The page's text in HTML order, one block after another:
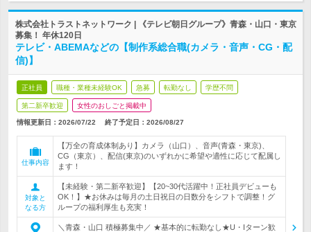
株式会社トラストネットワーク | 《テレビ朝日グループ》青森・山口・東京
募集！ 年休120日
テレビ・ABEMAなどの【制作系総合職(カメラ・音声・CG・配
信)】
正社員 職種・業種未経験OK 急募 転勤なし 学歴不問
第二新卒歓迎 女性のおしごと掲載中
情報更新日：2026/07/22 終了予定日： 2026/08/27
仕事内容
【万全の育成体制あり】カメラ（山口）、音声(青森・東京)、
CG（東京）、配信(東京)のいずれかに希望や適性に応じて配属し
ます！
対象と
なる方
【未経験・第二新卒歓迎】【20~30代活躍中！正社員デビューも
OK！】★お休みは毎月の土日祝日の日数分をシフトで調整！グ
ループの福利厚生も充実！
＼青森・山口 積極募集中／ ★基本的に転勤なし★U・Iターン歓